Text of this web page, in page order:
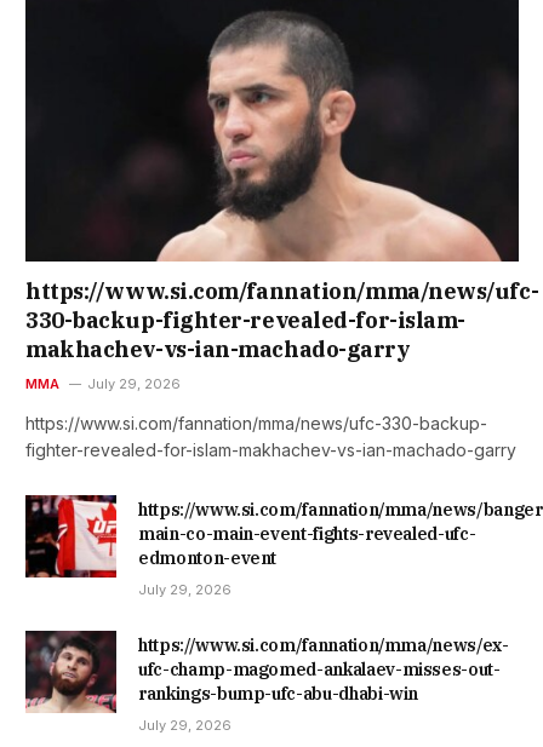
https://www.si.com/fannation/mma/news/ufc-
330-backup-fighter-revealed-for-islam-
makhachev-vs-ian-machado-garry
MMA July 29, 2026
https://www.si.com/fannation/mma/news/ufc-330-backup-
fighter-revealed-for-islam-makhachev-vs-ian-machado-garry
https://www.si.com/fannation/mma/news/
main-co-main-event-fights-revealed-ufc-
edmonton-event
July 29, 2026
https://www.si.com/fannation/mma/news/ex-
ufc-champ-magomed-ankalaev-misses-out-
rankings-bump-ufc-abu-dhabi-win
July 29, 2026